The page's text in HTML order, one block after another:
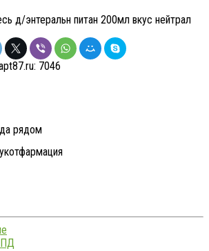
д/энтеральн питан 200мл вкус нейтрал
7046
рядом
ПД